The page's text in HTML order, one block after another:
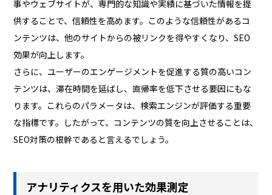
事やウェブサイトが、専門的な知識や実績に基づいた情報を提
供することで、信頼性を高めます。このような信頼性があるコ
ンテンツは、他のサイトからの被リンクを得やすくなり、SEO
効果が向上します。
さらに、ユーザーのエンゲージメントを促進する質の高いコン
テンツは、滞在時間を延ばし、直帰率を低下させる要因にもな
ります。これらのパラメータは、検索エンジンが評価する重要
な指標です。したがって、コンテンツの質を向上させることは、
SEO対策の根幹であると言えるでしょう。
アナリティクスを用いた効果測定